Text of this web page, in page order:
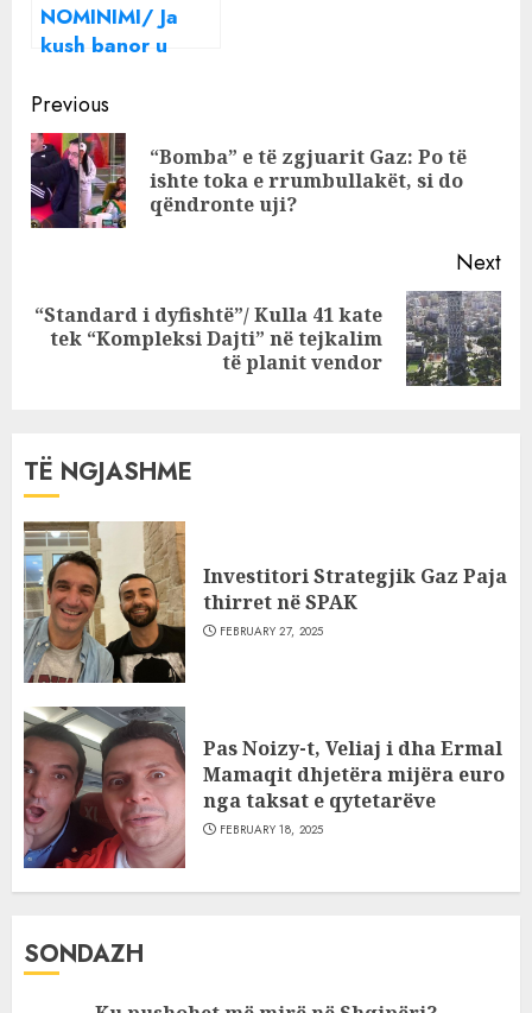
NOMINIMI/ Ja
kush banor u
shtëpia e Big
Brother Vip 2
Continue
Reading
Previous
“Bomba” e të zgjuarit Gaz: Po të
ishte toka e rrumbullakët, si do
qëndronte uji?
Next
Next
“Standard i dyfishtë”/ Kulla 41 kate
tek “Kompleksi Dajti” në tejkalim
të planit vendor
TË NGJASHME
Investitori Strategjik Gaz Paja
thirret në SPAK
FEBRUARY 27, 2025
Pas Noizy-t, Veliaj i dha Ermal
Mamaqit dhjetëra mijëra euro
nga taksat e qytetarëve
FEBRUARY 18, 2025
SONDAZH